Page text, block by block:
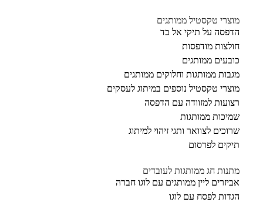
מוצרי טקסטיל ממותגים
הדפסה על תיקי אל בד
חולצות מודפסות
כובעים ממותגים
מגבות ממותגות וחלוקים ממותגים
מוצרי טקסטיל נוספים במיתוג לעסקים
רצועות למזוודה עם הדפסה
שמיכות ממותגות
שרוכים לצוואר ותגי זיהוי למיתוג
תיקים לפרסום
מתנות חג ממותגות לעובדים
אביזרים ליין ממותגים עם לוגו חברה
הגדות לפסח עם לוגו